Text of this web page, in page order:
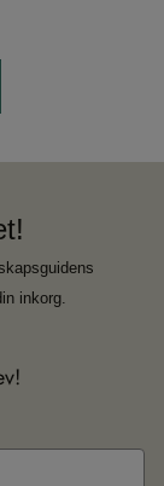
inkorg.